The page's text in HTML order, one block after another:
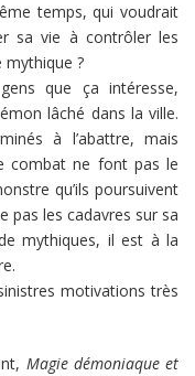
temps, qui voudrait
sa vie à contrôler les
mythique ?
que ça intéresse,
lâché dans la ville.
à l’abattre, mais
combat ne font pas le
qu’ils poursuivent
pas les cadavres sur sa
mythiques, il est à la
motivations très
Magie démoniaque et